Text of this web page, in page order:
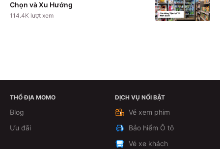
Chọn và Xu Hướng
114.4K lượt xem
Theo dõi
THỔ ĐỊA MOMO
Blog
Ưu đãi
DỊCH VỤ NỔI BẬT
Vé xem phim
Bảo hiểm Ô tô
Vé xe khách